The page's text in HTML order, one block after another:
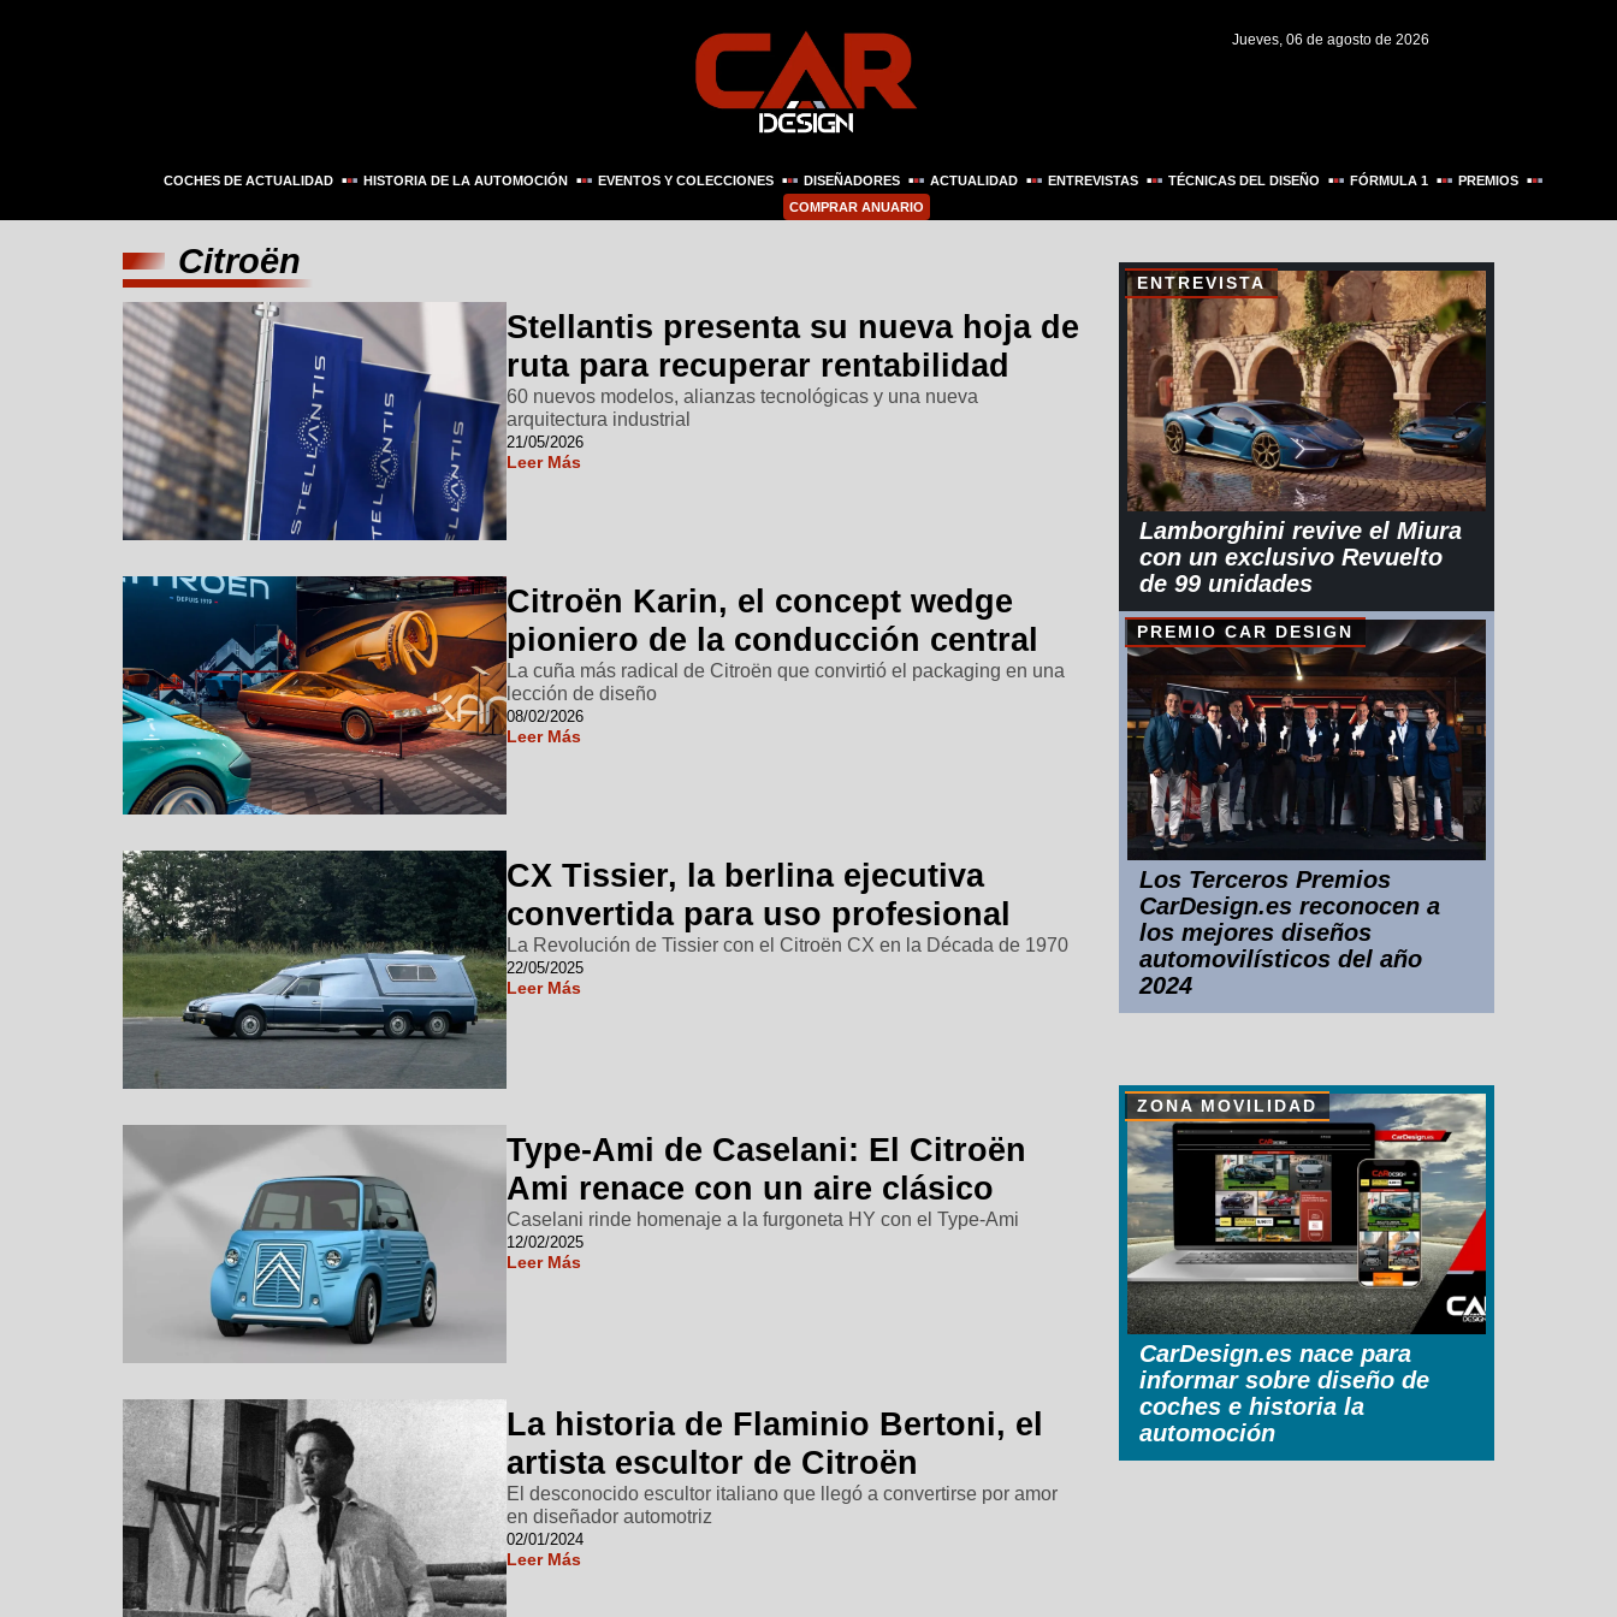
Jueves, 06 de agosto de 2026
COCHES DE ACTUALIDAD HISTORIA DE LA AUTOMOCIÓN EVENTOS Y COLECCIONES DISEÑADORES ACTUALIDAD ENTREVISTAS TÉCNICAS DEL DISEÑO FÓRMULA 1
PREMIOS
COMPRAR ANUARIO
Citroën
Stellantis presenta su nueva hoja de
ruta para recuperar rentabilidad
60 nuevos modelos, alianzas tecnológicas y una nueva
arquitectura industrial
21/05/2026
Leer Más
Citroën Karin, el concept wedge
pioniero de la conducción central
La cuña más radical de Citroën que convirtió el packaging en una
lección de diseño
08/02/2026
Leer Más
CX Tissier, la berlina ejecutiva
convertida para uso profesional
La Revolución de Tissier con el Citroën CX en la Década de 1970
22/05/2025
Leer Más
Type-Ami de Caselani: El Citroën
Ami renace con un aire clásico
Caselani rinde homenaje a la furgoneta HY con el Type-Ami
12/02/2025
Leer Más
La historia de Flaminio Bertoni, el
artista escultor de Citroën
El desconocido escultor italiano que llegó a convertirse por amor
en diseñador automotriz
02/01/2024
Leer Más
ENTREVISTA
Lamborghini revive el Miura
con un exclusivo Revuelto
de 99 unidades
PREMIO CAR DESIGN
Los Terceros Premios
CarDesign.es reconocen a
los mejores diseños
automovilísticos del año
2024
ZONA MOVILIDAD
CarDesign.es nace para
informar sobre diseño de
coches e historia la
automoción